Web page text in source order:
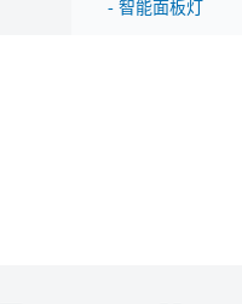
- 智能面板灯